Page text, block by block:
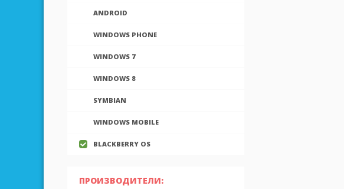
ANDROID
WINDOWS PHONE
WINDOWS 7
WINDOWS 8
SYMBIAN
WINDOWS MOBILE
BLACKBERRY OS
ПРОИЗВОДИТЕЛИ: